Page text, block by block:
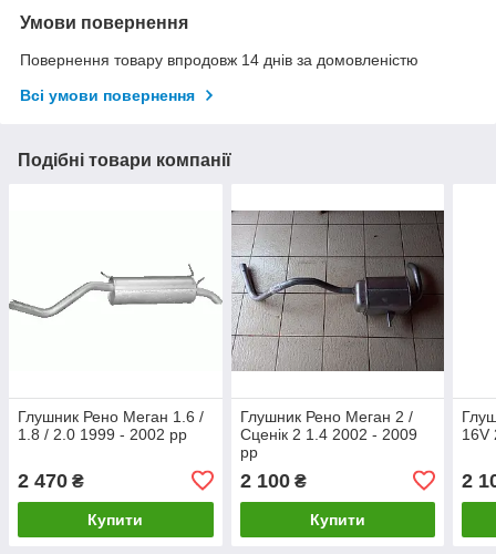
Умови повернення
Повернення товару впродовж 14 днів за домовленістю
Всі умови повернення
Подібні товари компанії
Глушник Рено Меган 1.6 /
1.8 / 2.0 1999 - 2002 рр
2 470 ₴
Купити
Глушник Рено Меган 2 /
Сценік 2 1.4 2002 - 2009
рр
2 100₴
Купити
16V
2